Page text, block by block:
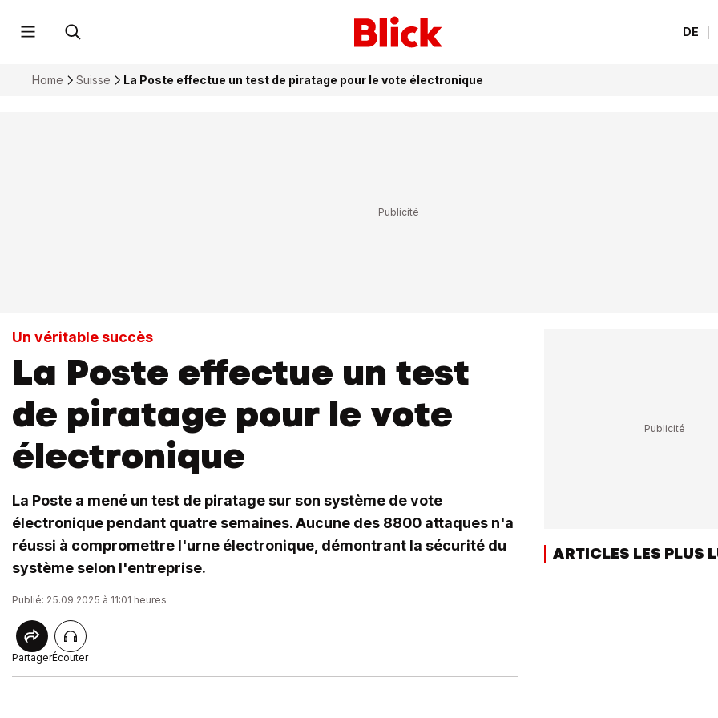
DE
Home Suisse La Poste effectue un test de piratage pour le vote électronique
Un véritable succès
La Poste effectue un test
de piratage pour le vote
électronique
La Poste a mené un test de piratage sur son système de vote
électronique pendant quatre semaines. Aucune des 8800 attaques n'a
réussi à compromettre l'urne électronique, démontrant la sécurité du
système selon l'entreprise.
Publié: 25.09.2025 à 11:01 heures
PartagerÉcouter
ARTICLES LES PLUS